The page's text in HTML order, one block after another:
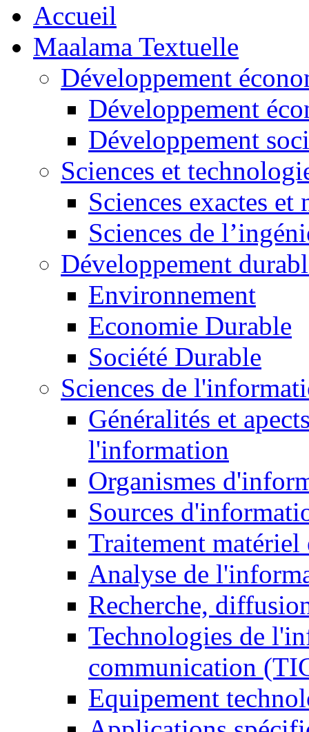
Accueil
Maalama Textuelle
Développement
Développement
Développement
Sciences et
Sciences exactes et
Sciences de
Développement
Environnement
Economie Durable
Société Durable
Sciences de
Généralités et
l'information
Organismes
Sources
Traitement matériel
Analyse de
Recherche,
Technologies de
communication
Equipement